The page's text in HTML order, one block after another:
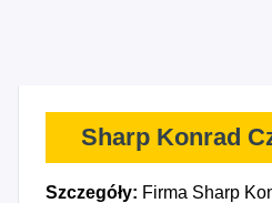
Sharp Konrad
Szczegóły: Firma Sharp